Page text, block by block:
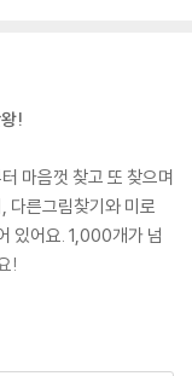
!
마음껏 찾고 또 찾으며
다른그림찾기와 미로
있어요. 1,000개가 넘
!